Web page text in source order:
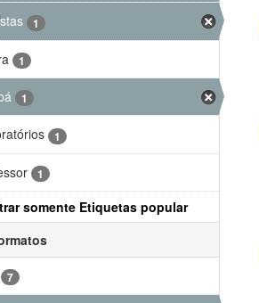
1
1
1
1
1
somente Etiquetas popular
7